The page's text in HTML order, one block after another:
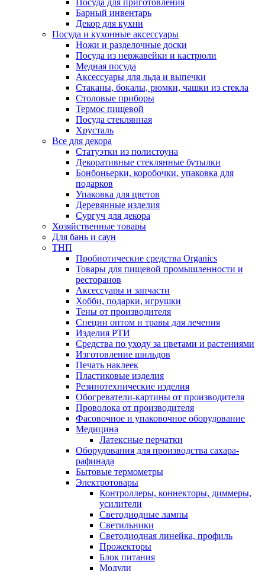
Посуда для приготовления
Барный инвентарь
Декор для кухни
Посуда и кухонные аксессуары
Ножи и разделочные доски
Посуда из нержавейки и кастрюли
Медная посуда
Аксессуары для льда и выпечки
Стаканы, бокалы, рюмки, чашки из стекла
Столовые приборы
Термос пищевой
Посуда стеклянная
Хрусталь
Все для декора
Статуэтки из полистоуна
Декоративные стеклянные бутылки
Бонбоньерки, коробочки, упаковка для
подарков
Упаковка для цветов
Деревянные изделия
Сургуч для декора
Хозяйственные товары
Для бань и саун
ТНП
Пробиотические средства Organics
Товары для пищевой промышленности и
ресторанов
Аксессуары и запчасти
Хобби, подарки, игрушки
Тены от производителя
Специи оптом и травы для лечения
Изделия РТИ
Средства по уходу за цветами и растениями
Изготовление шильдов
Печать наклеек
Пластиковые изделия
Резинотехнические изделия
Обогреватели-картины от производителя
Проволока от производителя
Фасовочное и упаковочное оборудование
Медицина
Латексные перчатки
Оборудования для производства сахара-
рафинада
Бытовые термометры
Электротовары
Контроллеры, коннекторы, диммеры,
усилители
Светодиодные лампы
Светильники
Светодиодная линейка, профиль
Прожекторы
Блок питания
Модули